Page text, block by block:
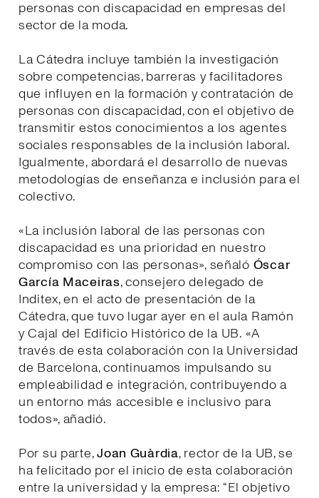
personas con discapacidad en empresas del
sector de la moda.
La Cátedra incluye también la investigación
sobre competencias, barreras y facilitadores
que influyen en la formación y contratación de
personas con discapacidad, con el objetivo de
transmitir estos conocimientos a los agentes
sociales responsables de la inclusión laboral.
Igualmente, abordará el desarrollo de nuevas
metodologías de enseñanza e inclusión para el
colectivo.
«La inclusión laboral de las personas con
discapacidad es una prioridad en nuestro
compromiso con las personas», señaló Óscar
García Maceiras, consejero delegado de
Inditex, en el acto de presentación de la
Cátedra, que tuvo lugar ayer en el aula Ramón
y Cajal del Edificio Histórico de la UB. «A
través de esta colaboración con la Universidad
de Barcelona, continuamos impulsando su
empleabilidad e integración, contribuyendo a
un entorno más accesible e inclusivo para
todos», añadió.
Por su parte,Joan Guàrdia, rector de la UB, se
ha felicitado por el inicio de esta colaboración
entre la universidad y la empresa: “El objetivo